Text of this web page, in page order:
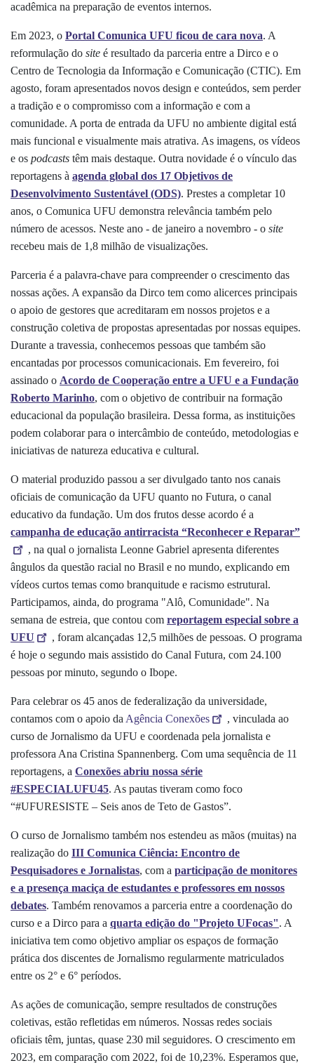
acadêmica na preparação de eventos internos.
Em 2023, o Portal Comunica UFU ficou de cara nova. A
reformulação do site é resultado da parceria entre a Dirco e o
Centro de Tecnologia da Informação e Comunicação (CTIC). Em
agosto, foram apresentados novos design e conteúdos, sem perder
a tradição e o compromisso com a informação e com a
comunidade. A porta de entrada da UFU no ambiente digital está
mais funcional e visualmente mais atrativa. As imagens, os vídeos
e os podcasts têm mais destaque. Outra novidade é o vínculo das
reportagens à agenda global dos 17 Objetivos de
Desenvolvimento Sustentável (ODS). Prestes a completar 10
anos, o Comunica UFU demonstra relevância também pelo
número de acessos. Neste ano - de janeiro a novembro - o site
recebeu mais de 1,8 milhão de visualizações.
Parceria é a palavra-chave para compreender o crescimento das
nossas ações. A expansão da Dirco tem como alicerces principais
o apoio de gestores que acreditaram em nossos projetos e a
construção coletiva de propostas apresentadas por nossas equipes.
Durante a travessia, conhecemos pessoas que também são
encantadas por processos comunicacionais. Em fevereiro, foi
assinado o Acordo de Cooperação entre a UFU e a Fundação
Roberto Marinho, com o objetivo de contribuir na formação
educacional da população brasileira. Dessa forma, as instituições
podem colaborar para o intercâmbio de conteúdo, metodologias e
iniciativas de natureza educativa e cultural.
O material produzido passou a ser divulgado tanto nos canais
oficiais de comunicação da UFU quanto no Futura, o canal
educativo da fundação. Um dos frutos desse acordo é a
campanha de educação antirracista “Reconhecer e Reparar”
, na qual o jornalista Leonne Gabriel apresenta diferentes
ângulos da questão racial no Brasil e no mundo, explicando em
vídeos curtos temas como branquitude e racismo estrutural.
Participamos, ainda, do programa "Alô, Comunidade". Na
semana de estreia, que contou com reportagem especial sobre a
UFU
, foram alcançadas 12,5 milhões de pessoas. O programa
é hoje o segundo mais assistido do Canal Futura, com 24.100
pessoas por minuto, segundo o Ibope.
Para celebrar os 45 anos de federalização da universidade,
contamos com o apoio da Agência Conexões
, vinculada ao
curso de Jornalismo da UFU e coordenada pela jornalista e
professora Ana Cristina Spannenberg. Com uma sequência de 11
reportagens, a Conexões abriu nossa série
#ESPECIALUFU45. As pautas tiveram como foco
“#UFURESISTE – Seis anos de Teto de Gastos”.
O curso de Jornalismo também nos estendeu as mãos (muitas) na
realização do III Comunica Ciência: Encontro de
Pesquisadores e Jornalistas, com a participação de monitores
e a presença maciça de estudantes e professores em nossos
debates. Também renovamos a parceria entre a coordenação do
curso e a Dirco para a quarta edição do "Projeto UFocas". A
iniciativa tem como objetivo ampliar os espaços de formação
prática dos discentes de Jornalismo regularmente matriculados
entre os 2° e 6° períodos.
As ações de comunicação, sempre resultados de construções
coletivas, estão refletidas em números. Nossas redes sociais
oficiais têm, juntas, quase 230 mil seguidores. O crescimento em
2023, em comparação com 2022, foi de 10,23%. Esperamos que,